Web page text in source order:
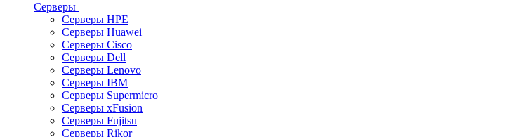
Серверы
Серверы HPE
Серверы Huawei
Серверы Cisco
Серверы Dell
Серверы Lenovo
Серверы IBM
Серверы Supermicro
Серверы xFusion
Серверы Fujitsu
Серверы Rikor